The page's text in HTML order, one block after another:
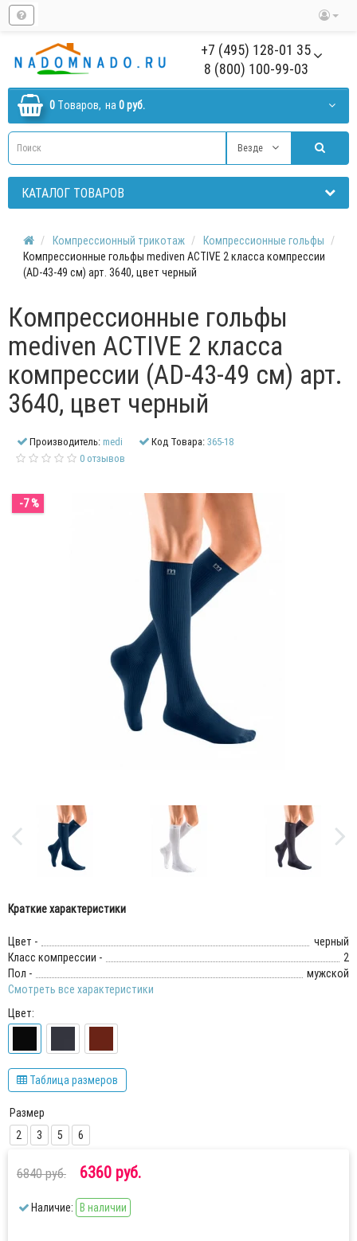
+7 (495) 128-01 35
8 (800) 100-99-03
0 Tоваров, на 0 руб.
Везде
КАТАЛОГ ТОВАРОВ
Компрессионный трикотаж
Компрессионные гольфы
Компрессионные гольфы mediven ACTIVE 2 класса компрессии
(AD-43-49 см) арт. 3640, цвет черный
Компрессионные гольфы
mediven ACTIVE 2 класса
компрессии (AD-43-49 см) арт.
3640, цвет черный
Производитель:medi Код Товара:365-18
0 отзывов
-7 %
Краткие характеристики
Цвет -
черный
Класс компрессии -
2
Пол -
мужской
Смотреть все характеристики
Цвет:
Таблица размеров
Размер
2
3 5 6
6840 руб. 6360 руб.
Наличие: В наличии